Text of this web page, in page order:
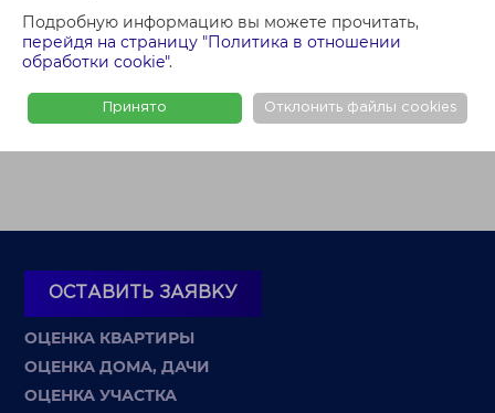
Подробную информацию вы можете прочитать,
перейдя на страницу "Политика в отношении
обработки cookie".
Принято Отклонить файлы cookies
Кунцевщина Масюковщина Сухарево Запад
Раковское шоссе
ОСТАВИТЬ ЗАЯВКУ
ОЦЕНКА КВАРТИРЫ
ОЦЕНКА ДОМА, ДАЧИ
ОЦЕНКА УЧАСТКА